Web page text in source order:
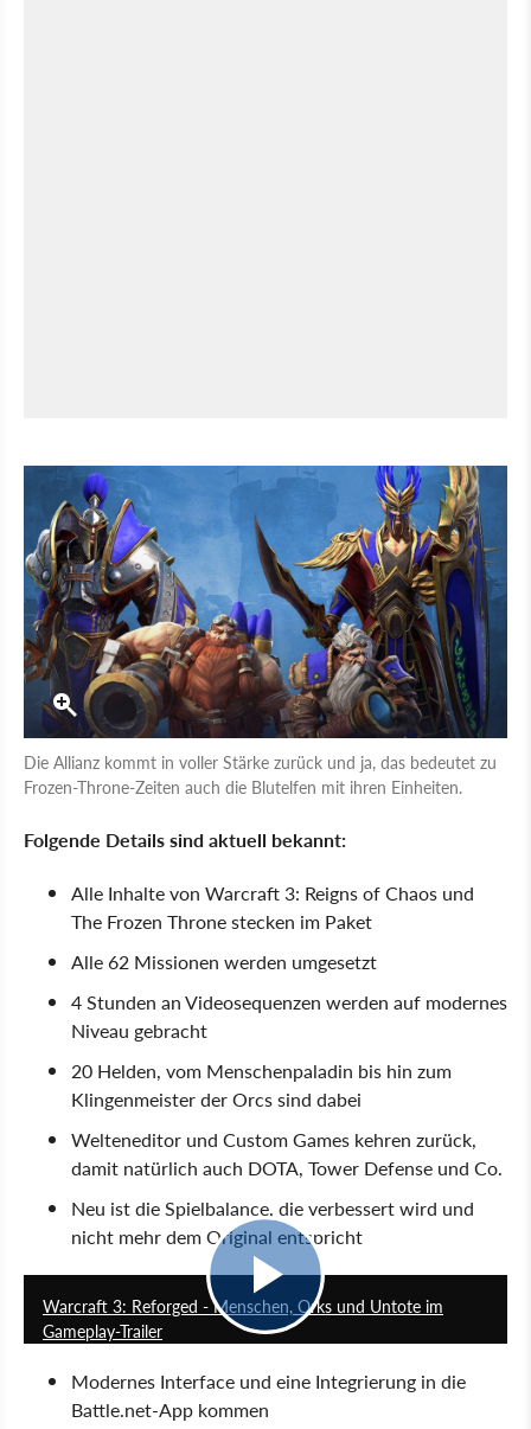
Die Allianz kommt in voller Stärke zurück und ja, das bedeutet zu
Frozen-Throne-Zeiten auch die Blutelfen mit ihren Einheiten.
Folgende Details sind aktuell bekannt:
Alle Inhalte von Warcraft 3: Reigns of Chaos und
The Frozen Throne stecken im Paket
Alle 62 Missionen werden umgesetzt
4 Stunden an Videosequenzen werden auf modernes
Niveau gebracht
20 Helden, vom Menschenpaladin bis hin zum
Klingenmeister der Orcs sind dabei
Welteneditor und Custom Games kehren zurück,
damit natürlich auch DOTA, Tower Defense und Co.
Neu ist die Spielbalance, die verbessert wird und
nicht mehr dem Original entspricht
Warcraft 3: Reforged - Menschen, Orks und Untote im
Gameplay-Trailer
Modernes Interface und eine Integrierung in die
Battle.net-App kommen